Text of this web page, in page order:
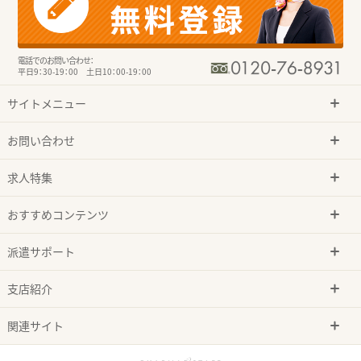
電話でのお問い合わせ：
平日9：30-19：00 土日10：00-19：00
サイトメニュー
お問い合わせ
求人特集
おすすめコンテンツ
派遣サポート
支店紹介
関連サイト